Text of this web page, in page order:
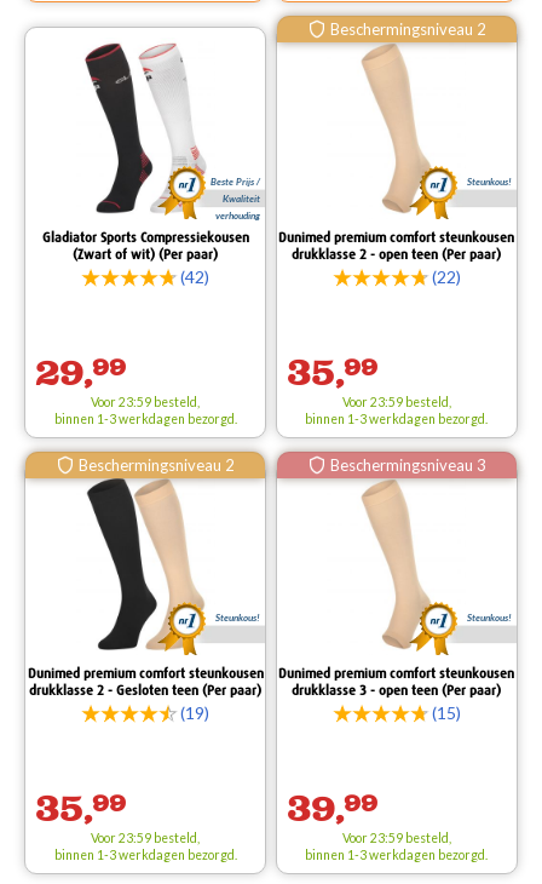
Beste Prijs /
Kwaliteit
verhouding
Gladiator Sports Compressiekousen
(Zwart of wit) (Per paar)
(42)
29,99
Voor 23:59 besteld,
binnen 1-3 werkdagen bezorgd.
Beschermingsniveau 2
Steunkous!
Dunimed premium comfort steunkousen
drukklasse 2 - open teen (Per paar)
(22)
35,99
Voor 23:59 besteld,
binnen 1-3 werkdagen bezorgd.
Beschermingsniveau 2
Steunkous!
Dunimed premium comfort steunkousen
drukklasse 2 - Gesloten teen (Per paar)
(19)
35,99
Voor 23:59 besteld,
binnen 1-3 werkdagen bezorgd.
Beschermingsniveau 3
Steunkous!
Dunimed premium comfort steunkousen
drukklasse 3 - open teen (Per paar)
(15)
39,99
Voor 23:59 besteld,
binnen 1-3 werkdagen bezorgd.